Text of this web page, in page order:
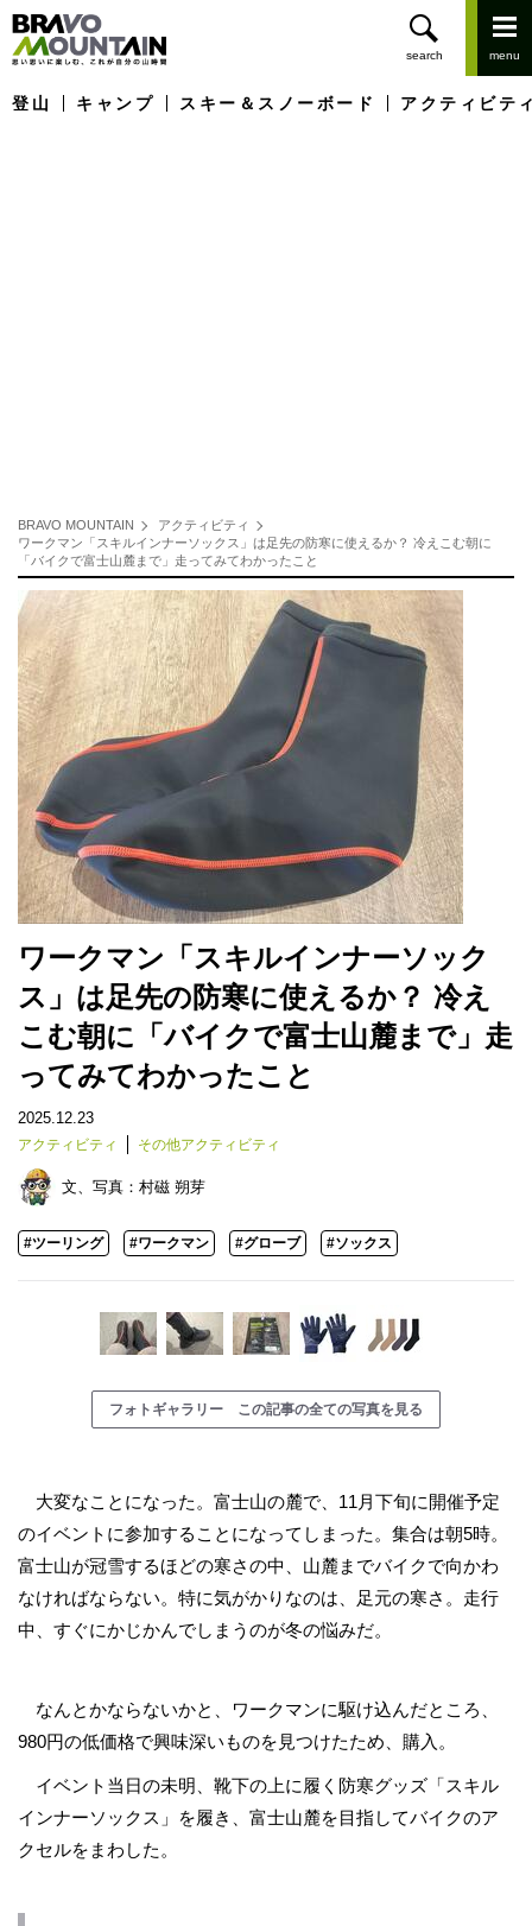
登山 キャンプ スキー＆スノーボード アクティビテ
BRAVO MOUNTAIN
アクティビティ
ワークマン「スキルインナーソックス」は足先の防寒に使えるか？ 冷えこむ朝に
「バイクで富士山麓まで」走ってみてわかったこと
ワークマン「スキルインナーソック
ス」は足先の防寒に使えるか？ 冷え
こむ朝に「バイクで富士山麓まで」走
ってみてわかったこと
2025.12.23
アクティビティ その他アクティビティ
文、写真： 村磁 朔芽
#ツーリング #ワークマン #グローブ #ソックス
フォトギャラリー この記事の全ての写真を見る
大変なことになった。富士山の麓で、11月下旬に開催予定
のイベントに参加することになってしまった。集合は朝5時。
富士山が冠雪するほどの寒さの中、山麓までバイクで向かわ
なければならない。特に気がかりなのは、足元の寒さ。走行
中、すぐにかじかんでしまうのが冬の悩みだ。
なんとかならないかと、ワークマンに駆け込んだところ、
980円の低価格で興味深いものを見つけたため、購入。
イベント当日の未明、靴下の上に履く防寒グッズ「スキル
インナーソックス」を履き、富士山麓を目指してバイクのア
クセルをまわした。